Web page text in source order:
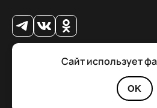
© 2026 Твой Дальный Восток.
. РазработкаLoimi.
Политика конфиденциальности
Сайт использует
OK